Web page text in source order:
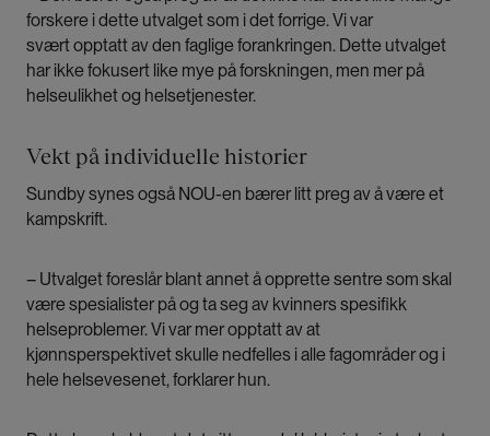
forskere i dette utvalget som i det forrige. Vi var
svært opptatt av den faglige forankringen. Dette utvalget
har ikke fokusert like mye på forskningen, men mer på
helseulikhet og helsetjenester.
Vekt på individuelle historier
Sundby synes også NOU-en bærer litt preg av å være et
kampskrift.
– Utvalget foreslår blant annet å opprette sentre som skal
være spesialister på og ta seg av kvinners spesifikk
helseproblemer. Vi var mer opptatt av at
kjønnsperspektivet skulle nedfelles i alle fagområder og i
hele helsevesenet, forklarer hun.